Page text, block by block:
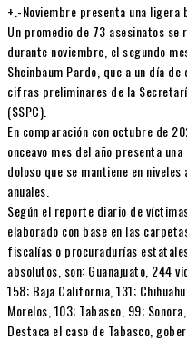
+.-Noviembre presenta una ligera
Un promedio de 73 asesinatos
durante noviembre, el segundo
Sheinbaum Pardo, que a un día
cifras preliminares de la
(SSPC).
En comparación con octubre de
onceavo mes del año presenta
doloso que se mantiene en
anuales.
Según el reporte diario de
elaborado con base en las
fiscalías o procuradurías
absolutos, son: Guanajuato, 244
158; Baja California, 131;
Morelos, 103; Tabasco, 99;
Destaca el caso de Tabasco,